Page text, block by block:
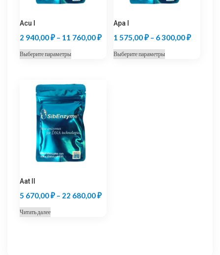
Acu I
2 940,00₽ – 11 760,00₽Диапазон
цен:
Выберите параметрыЭтот
несколько
вариаций.
Опции
можно
выбрать
на
странице
Apa I
1 575,00₽ – 6 300,00₽
Выберите параметрыЭтот
Aat II
5 670,00₽ – 22 680,00₽Диапазон
Читать далее